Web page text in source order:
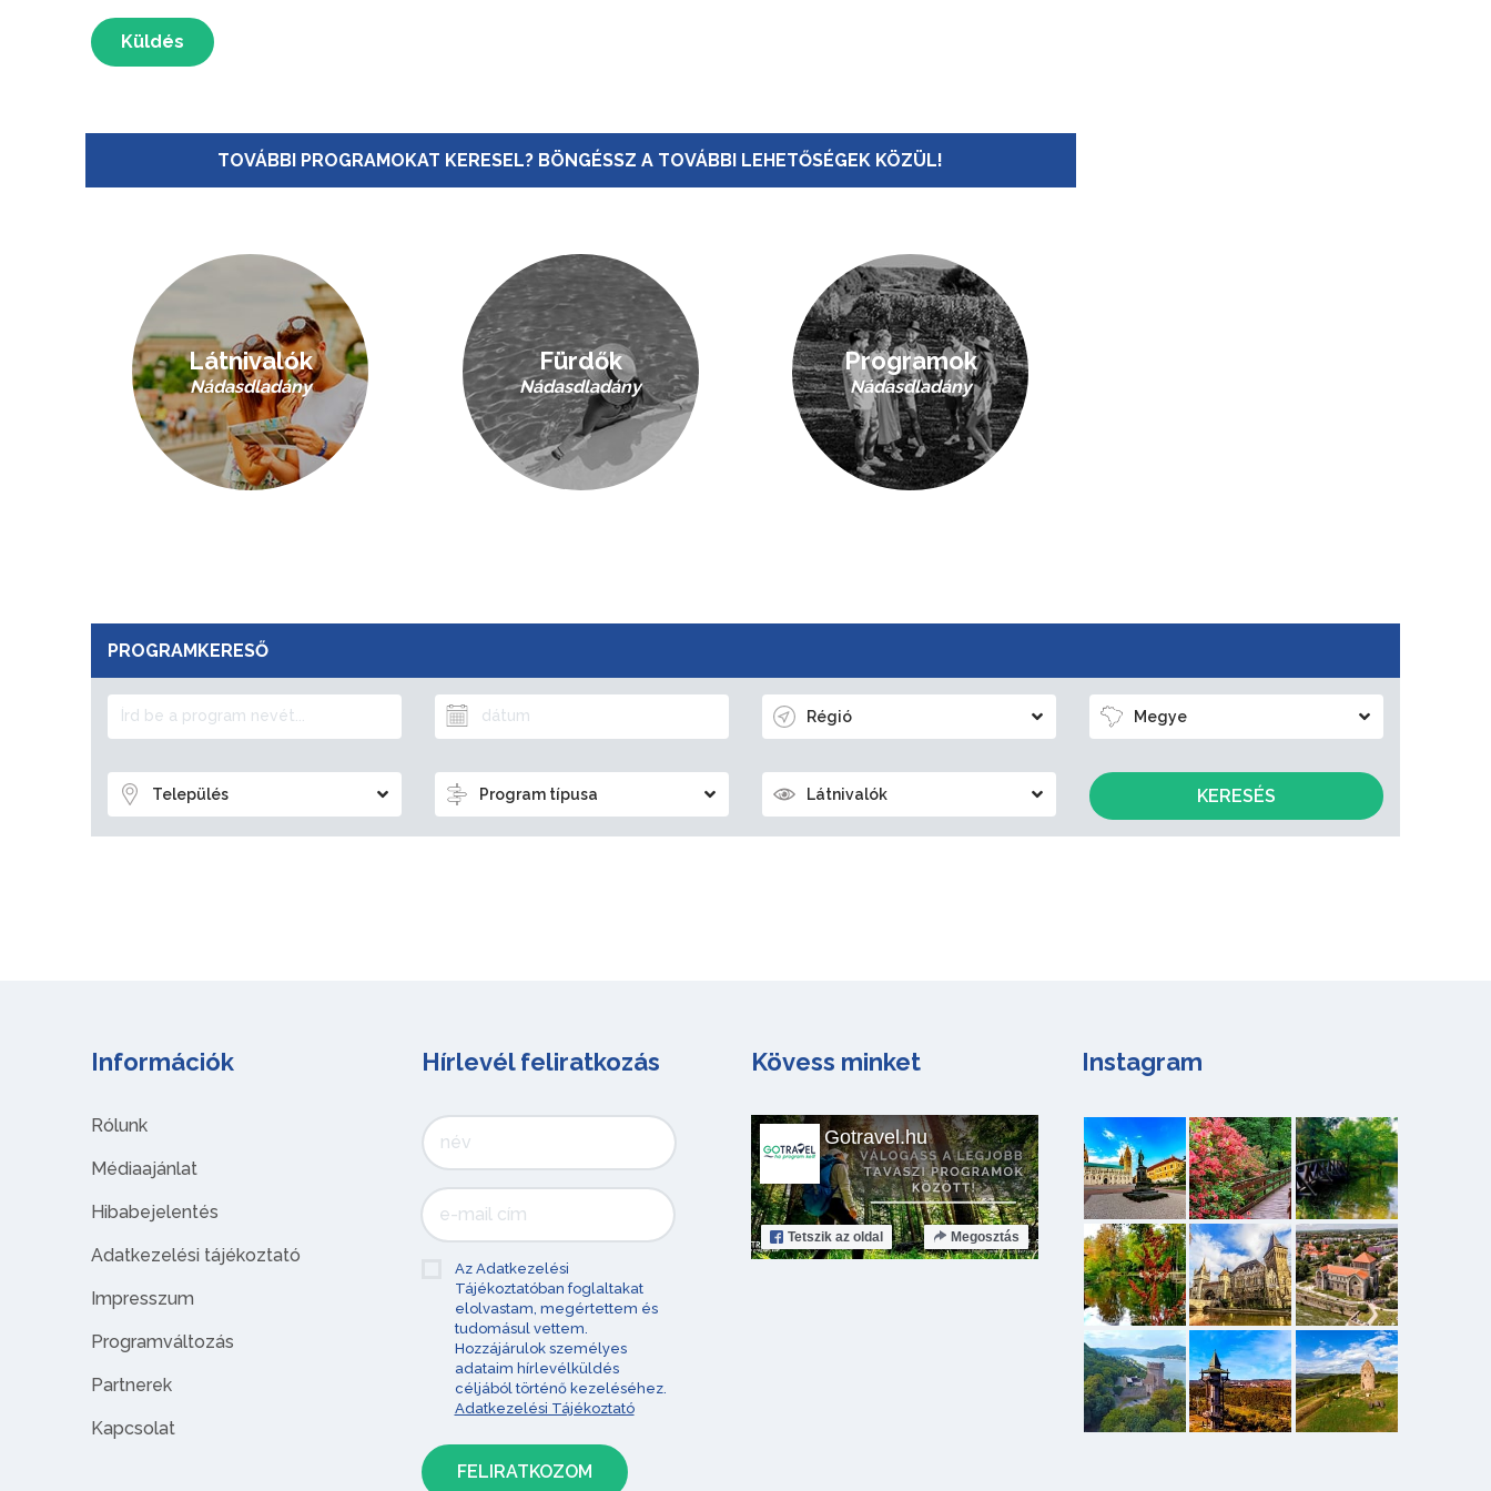
Küldés
TOVÁBBI PROGRAMOKAT KERESEL? BÖNGÉSSZ A TOVÁBBI LEHETŐSÉGEK KÖZÜL!
Látnivalók
Nádasdladány
Fürdők
Nádasdladány
Programok
Nádasdladány
PROGRAMKERESŐ
Régió Megye
Település Program típusa Látnivalók KERESÉS
Információk
Rólunk
Médiaajánlat
Hibabejelentés
Adatkezelési tájékoztató
Impresszum
Programváltozás
Partnerek
Kapcsolat
Hírlevél feliratkozás
Az Adatkezelési
Tájékoztatóban foglaltakat
elolvastam, megértettem és
tudomásul vettem.
Hozzájárulok személyes
adataim hírlevélküldés
céljából történő kezeléséhez.
Adatkezelési Tájékoztató
Kövess minket
Gotravel.hu
Tetszik az oldal Megosztás
Instagram